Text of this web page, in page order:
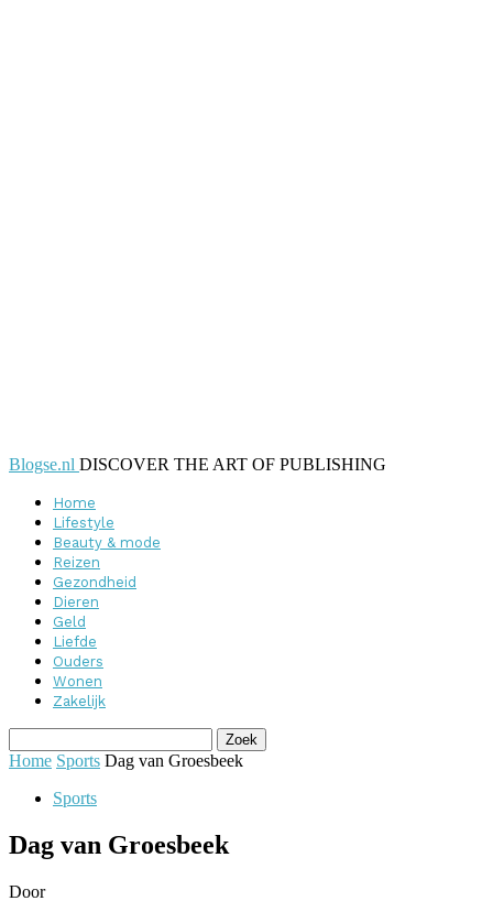
Blogse.nl DISCOVER THE ART OF PUBLISHING
Home
Lifestyle
Beauty & mode
Reizen
Gezondheid
Dieren
Geld
Liefde
Ouders
Wonen
Zakelijk
Home Sports Dag van Groesbeek
Sports
Dag van Groesbeek
Door